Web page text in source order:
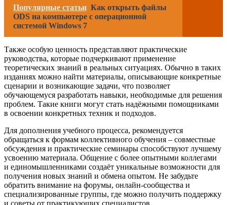
Популярные статьи Как открыть файлы
ODS на компьютере с операционной
системой Windows 7
Также особую ценность представляют практические
руководства, которые подчеркивают применение
теоретических знаний в реальных ситуациях. Обычно в таких
изданиях можно найти материалы, описывающие конкретные
сценарии и возникающие задачи, что позволяет
обучающемуся разработать навыки, необходимые для решения
проблем. Такие книги могут стать надёжными помощниками
в освоении конкретных техник и подходов.
Для дополнения учебного процесса, рекомендуется
обращаться к формам коллективного обучения – совместные
обсуждения и практические семинары способствуют лучшему
усвоению материала. Общение с более опытными коллегами
и единомышленниками создаёт уникальные возможности для
получения новых знаний и обмена опытом. Не забудьте
обратить внимание на форумы, онлайн-сообщества и
специализированные группы, где можно получить поддержку
и советы от практикующих специалистов.